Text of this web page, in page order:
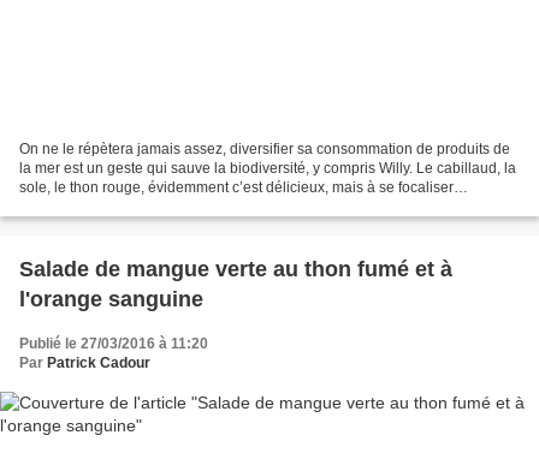
On ne le répètera jamais assez, diversifier sa consommation de produits de
la mer est un geste qui sauve la biodiversité, y compris Willy. Le cabillaud, la
sole, le thon rouge, évidemment c’est délicieux, mais à se focaliser
Salade de mangue verte au thon fumé et à
l'orange sanguine
Publié le 27/03/2016 à 11:20
Par Patrick Cadour